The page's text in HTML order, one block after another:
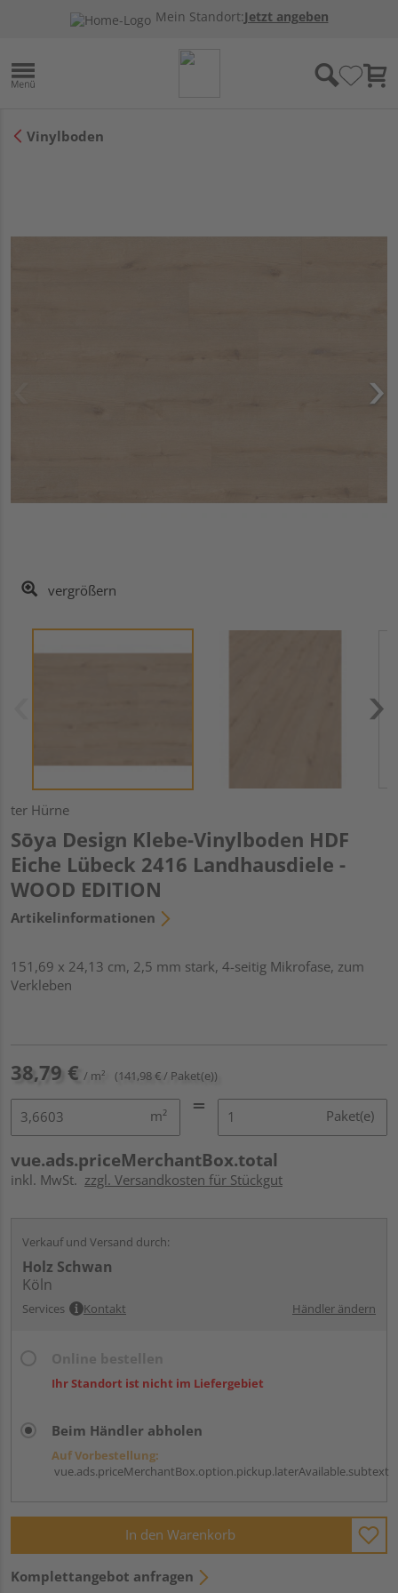
Mein Standort:Jetzt angeben
Vinylboden
vergrößern
ter Hürne
Sōya Design Klebe-Vinylboden HDF
Eiche Lübeck 2416 Landhausdiele -
WOOD EDITION
Artikelinformationen
151,69 x 24,13 cm, 2,5 mm stark, 4-seitig Mikrofase, zum
Verkleben
38,79 € / m² (141,98 € / Paket(e))
m² Paket(e)
vue.ads.priceMerchantBox.total
inkl. MwSt. zzgl. Versandkosten für Stückgut
Verkauf und Versand durch:
Holz Schwan
Köln
Services Kontakt Händler ändern
Ihr Standort ist nicht im Liefergebiet
Beim Händler abholen
Auf Vorbestellung:
vue.ads.priceMerchantBox.option.pickup.laterAvailable.subtext
In den Warenkorb
Komplettangebot anfragen